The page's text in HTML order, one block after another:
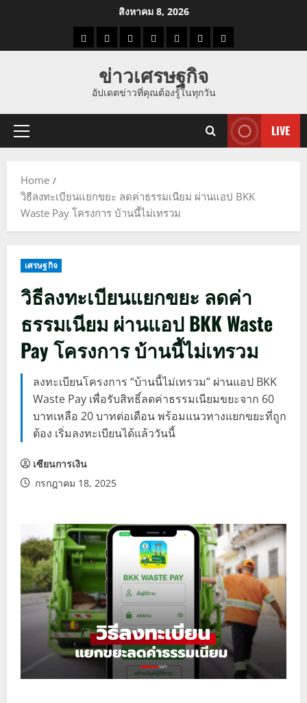
สิงหาคม 8, 2026
ราคาแนว
ราคา
ทอง
ข่าว
นี้
ข่าว
ดูด
ที่
ผู้ชาย
ข่าวเศรษฐกิจ
อัปเดตข่าวที่คุณต้องรู้ในทุกวัน
Primary
LIVE
Home
วิธีลงทะเบียนแยกขยะ ลดค่าธรรมเนียม ผ่านแอป BKK
Waste Pay โครงการ บ้านนี้ไม่เทรวม
เศรษฐกิจ
วิธีลงทะเบียนแยกขยะ ลดค่า
ธรรมเนียม ผ่านแอป BKK Waste
Pay โครงการ บ้านนี้ไม่เทรวม
ลงทะเบียนโครงการ “บ้านนี้ไม่เทรวม” ผ่านแอป BKK
Waste Pay เพื่อรับสิทธิ์ลดค่าธรรมเนียมขยะจาก 60
บาทเหลือ 20 บาทต่อเดือน พร้อมแนวทางแยกขยะที่ถูก
ต้อง เริ่มลงทะเบียนได้แล้ววันนี้
เซียนการเงิน
กรกฎาคม 18, 2025